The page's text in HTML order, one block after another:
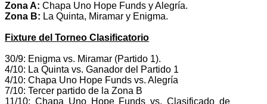
Zona A: Chapa Uno Hope Funds y Alegría.
Zona B: La Quinta, Miramar y Enigma.
Fixture del Torneo Clasificatorio
30/9: Enigma vs. Miramar (Partido 1).
4/10: La Quinta vs. Ganador del Partido 1
4/10: Chapa Uno Hope Funds vs. Alegría
7/10: Tercer partido de la Zona B
11/10: Chapa Uno Hope Funds vs. Clasificado de